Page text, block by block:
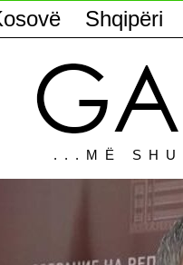
Shqipëri
...MË